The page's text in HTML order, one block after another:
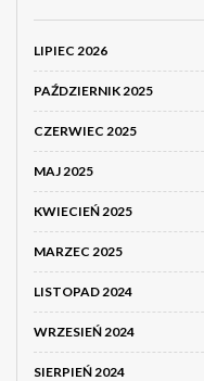
LIPIEC 2026
PAŹDZIERNIK 2025
CZERWIEC 2025
MAJ 2025
KWIECIEŃ 2025
MARZEC 2025
LISTOPAD 2024
WRZESIEŃ 2024
SIERPIEŃ 2024